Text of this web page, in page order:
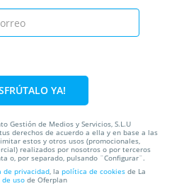
70€ 38€
o parrillada con entrante,
Santiago
YA!
Gestión de Medios y Servicios, S.L.U
derechos de acuerdo a ella y en base a las
estos y otros usos (promocionales,
realizados por nosotros o por terceros
o, por separado, pulsando ¨Configurar¨.
de privacidad, la política de cookies de La
de uso de Oferplan